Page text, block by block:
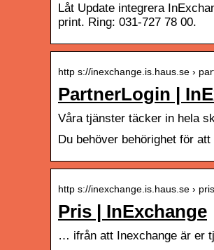
Låt Update integrera
print. Ring: 031-727 78 00.
http s://inexchange.is.haus.se ›
PartnerLogin |
Våra tjänster täcker in hela
Du behöver behörighet för
http s://inexchange.is.haus.se › pris
Pris | InExchange
… ifrån att Inexchange är er